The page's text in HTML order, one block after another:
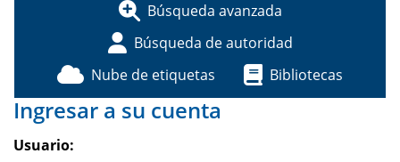
Búsqueda avanzada
Búsqueda de autoridad
Nube de etiquetas
Bibliotecas
Ingresar a su cuenta
Usuario: